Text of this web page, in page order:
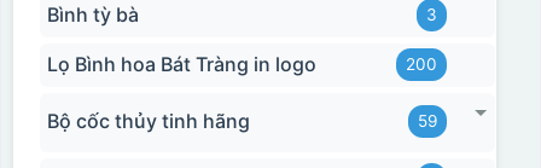
Bình tỳ bà 3
Lọ Bình hoa Bát Tràng in logo 200
Bộ cốc thủy tinh hãng 59